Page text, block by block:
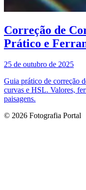
Correção de
Prático e
25 de outubro de 2025
Guia prático de correção
curvas e HSL. Valores,
paisagens.
© 2026 Fotografia Portal